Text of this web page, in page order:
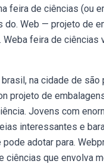
feira de ciências (ou
Web — projeto de
feira de
na cidade de
projeto de
Jovens com
interessantes e
adotar para.
que envolva